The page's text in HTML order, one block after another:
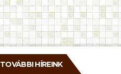
TOVÁBBI HÍREINK